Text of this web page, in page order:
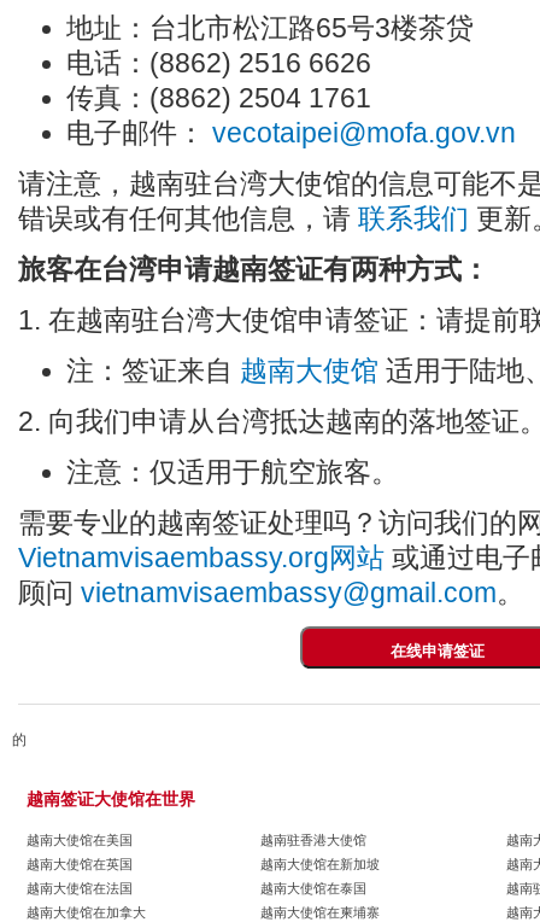
地址：台北市松江路65号3楼茶贷
电话：(8862) 2516 6626
传真：(8862) 2504 1761
电子邮件： vecotaipei@mofa.gov.vn
请注意，越南驻台湾大使馆的信息可能不
错误或有任何其他信息，请 联系我们 更新
旅客在台湾申请越南签证有两种方式：
1. 在越南驻台湾大使馆申请签证：请提前
注：签证来自 越南大使馆 适用于陆地
2. 向我们申请从台湾抵达越南的落地签证
注意：仅适用于航空旅客。
需要专业的越南签证处理吗？访问我们的
Vietnamvisaembassy.org网站 或通过电子
顾问 vietnamvisaembassy@gmail.com。
的
越南签证大使馆在世界
越南大使馆在美国
越南大使馆在英国
越南大使馆在法国
越南大使馆在加拿大
越南驻香港大使馆
越南大使馆在新加坡
越南大使馆在泰国
越南大使馆在柬埔寨
越南
越南
越南
越南